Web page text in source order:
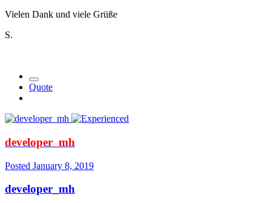
Vielen Dank und viele Grüße
S.
Quote
developer_mh
Posted January 8, 2019
developer_mh